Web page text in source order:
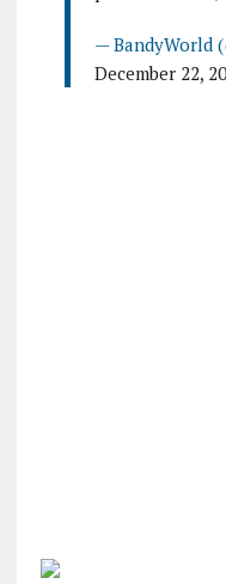
— BandyWorld
December 22,